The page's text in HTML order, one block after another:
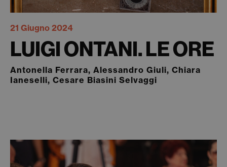
21 Giugno 2024
LUIGI ONTANI. LE ORE
Antonella Ferrara, Alessandro Giuli, Chiara
Ianeselli, Cesare Biasini Selvaggi